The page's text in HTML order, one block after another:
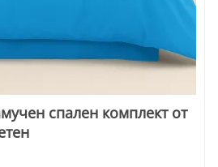
спален комплект от